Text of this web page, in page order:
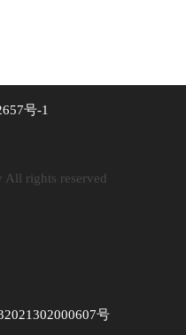
号-1
All rights reserved
号